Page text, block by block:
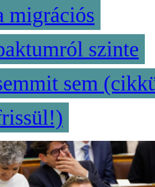
migrációs
szinte
sem